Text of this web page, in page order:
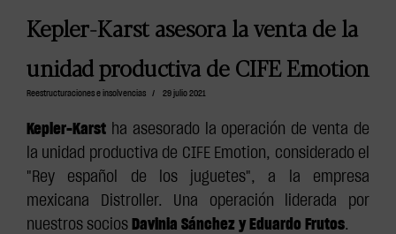
Kepler-Karst asesora la venta de la
unidad productiva de CIFE Emotion
Reestructuraciones e insolvencias / 29 julio 2021
Kepler-Karst ha asesorado la operación de venta de
la unidad productiva de CIFE Emotion, considerado el
"Rey español de los juguetes", a la empresa
mexicana Distroller. Una operación liderada por
nuestros socios Davinia Sánchez y Eduardo Frutos.